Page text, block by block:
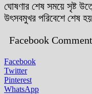
ঘোষণার শেষ সময়ে সৃষ্ট
উৎসবমুখর পরিবেশে শেষ
Facebook
Facebook
Twitter
Pinterest
WhatsApp